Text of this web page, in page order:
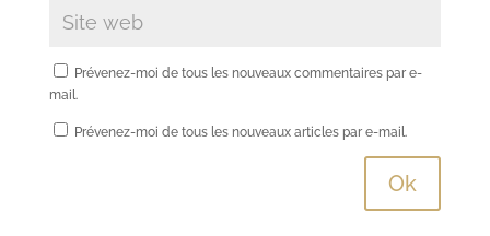
Prévenez-moi de tous les nouveaux commentaires par e-
mail.
Prévenez-moi de tous les nouveaux articles par e-mail.